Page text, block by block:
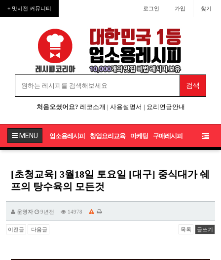
+ 맛비전 커뮤니티 로그인 가입 찾기
처음오셨어요? 레코소개 | 사용설명서 | 요리연금안내
MENU 업소용레시피 창업요리교육 마케팅 구매레시피
[초청교육] 3월18일 토요일 [대구] 중식대가 쉐
프의 탕수육의 모든것
운영자 9년전 14978
이전글 다음글 목록 글쓰기